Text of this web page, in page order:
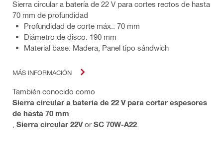
Sierra circular a batería de 22 V para cortes rectos de hasta
70 mm de profundidad
Profundidad de corte máx.: 70 mm
Diámetro de disco: 190 mm
Material base: Madera, Panel tipo sándwich
MÁS INFORMACIÓN
También conocido como
Sierra circular a batería de 22 V para cortar espesores
de hasta 70 mm
Sierra circular 22Vor SC 70W-A22